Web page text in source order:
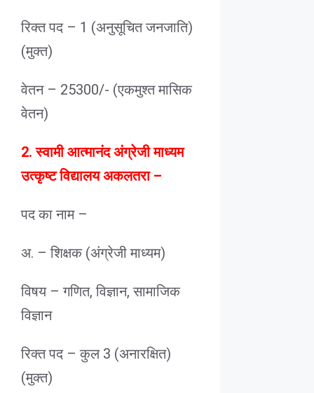
रिक्त पद – 1 (अनुसूचित जनजाति)
(मुक्त)
वेतन – 25300/- (एकमुश्त मासिक
वेतन)
2. स्वामी आत्मानंद अंग्रेजी माध्यम
उत्कृष्ट विद्यालय अकलतरा –
पद का नाम –
अ. – शिक्षक (अंग्रेजी माध्यम)
विषय – गणित, विज्ञान, सामाजिक
विज्ञान
रिक्त पद – कुल 3 (अनारक्षित)
(मुक्त)